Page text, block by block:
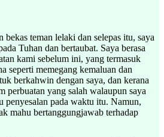
bekas teman lelaki dan selepas itu, saya
Tuhan dan bertaubat. Saya berasa
kami sebelum ini, yang termasuk
seperti memegang kemaluan dan
berkahwin dengan saya, dan kerana
perbuatan yang salah walaupun saya
penyesalan pada waktu itu. Namun,
mahu bertanggungjawab terhadap